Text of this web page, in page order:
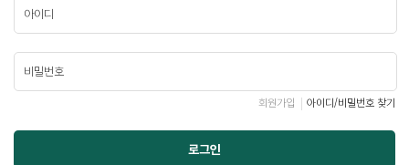
로그인
회원가입 아이디/비밀번호 찾기